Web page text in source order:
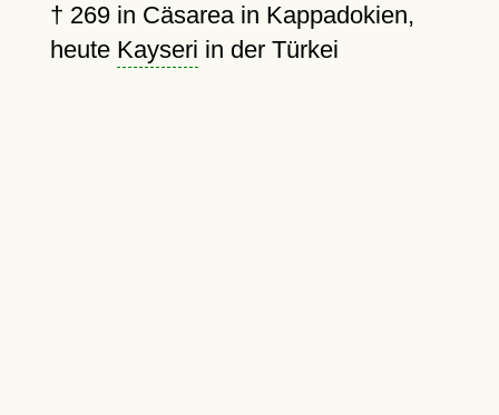
† 269in Cäsarea in Kappadokien,
heute Kayseri in der Türkei